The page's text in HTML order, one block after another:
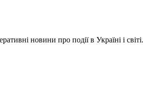
новини про події в Україні і